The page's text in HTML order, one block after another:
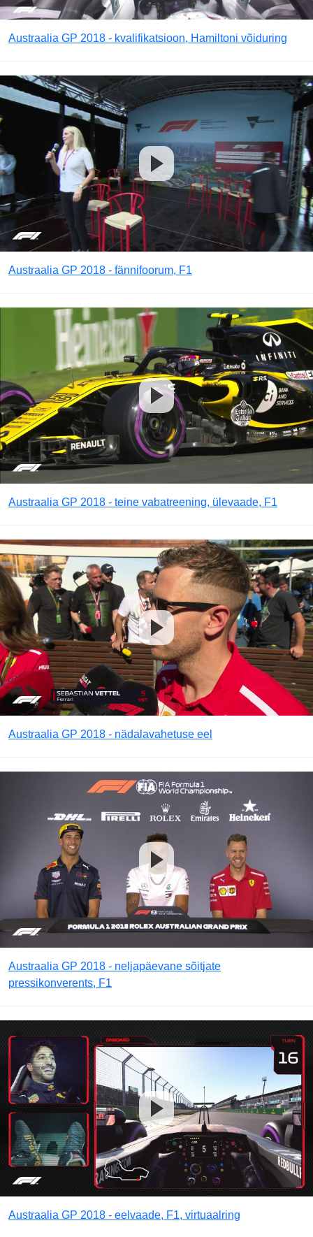
Austraalia GP 2018 - kvalifikatsioon, Hamiltoni võiduring
Austraalia GP 2018 - fännifoorum, F1
Austraalia GP 2018 - teine vabatreening, ülevaade, F1
Austraalia GP 2018 - nädalavahetuse eel
Austraalia GP 2018 - neljapäevane sõitjate
pressikonverents, F1
Austraalia GP 2018 - eelvaade, F1, virtuaalring